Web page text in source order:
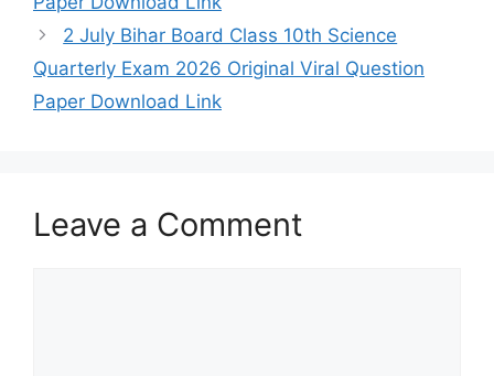
2 July Bihar Board Class 10th Science
Quarterly Exam 2026 Original Viral Question
Paper Download Link
Leave a Comment